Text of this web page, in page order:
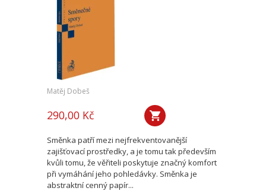
Matěj Dobeš
290,00 Kč
Směnka patří mezi nejfrekventovanější
zajišťovací prostředky, a je tomu tak především
kvůli tomu, že věřiteli poskytuje značný komfort
při vymáhání jeho pohledávky. Směnka je
abstraktní cenný papír...